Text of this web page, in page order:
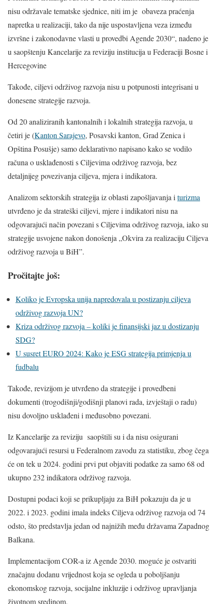
nisu održavale tematske sjednice, niti im je obaveza praćenja
napretka u realizaciji, tako da nije uspostavljena veza između
izvršne i zakonodavne vlasti u provedbi Agende 2030“, nadeno je
u saopštenju Kancelarije za reviziju institucija u Federaciji Bosne i
Hercegovine
Takođe, ciljevi održivog razvoja nisu u potpunosti integrisani u
donesene strategije razvoja.
Od 20 analiziranih kantonalnih i lokalnih strategija razvoja, u
četiri je (Kanton Sarajevo, Posavski kanton, Grad Zenica i
Opština Posušje) samo deklarativno napisano kako se vodilo
računa o usklađenosti s Ciljevima održivog razvoja, bez
detaljnijeg povezivanja ciljeva, mjera i indikatora.
Analizom sektorskih strategija iz oblasti zapošljavanja iturizma
utvrđeno je da strateški ciljevi, mjere i indikatori nisu na
odgovarajući način povezani s Ciljevima održivog razvoja, iako su
strategije usvojene nakon donošenja „Okvira za realizaciju Ciljeva
održivog razvoja u BiH”.
Pročitajte još:
Koliko je Evropska unija napredovala u postizanju ciljeva
održivog razvoja UN?
Kriza održivog razvoja – koliki je finansijski jaz u dostizanju
SDG?
U susret EURO 2024: Kako je ESG strategija primjenja u
fudbalu
Takođe, revizijom je utvrđeno da strategije i provedbeni
dokumenti (trogodišnji/godišnji planovi rada, izvještaji o radu)
nisu dovoljno usklađeni i međusobno povezani.
Iz Kancelarije za reviziju saopštili su i da nisu osigurani
odgovarajući resursi u Federalnom zavodu za statistiku, zbog čega
će on tek u 2024. godini prvi put objaviti podatke za samo 68 od
ukupno 232 indikatora održivog razvoja.
Dostupni podaci koji se prikupljaju za BiH pokazuju da je u
2022. i 2023. godini imala indeks Ciljeva održivog razvoja od 74
odsto, što predstavlja jedan od najnižih među državama Zapadnog
Balkana.
Implementacijom COR-a iz Agende 2030. moguće je ostvariti
značajnu dodanu vrijednost koja se ogleda u poboljšanju
ekonomskog razvoja, socijalne inkluzije i održivog upravljanja
životnom sredinom.